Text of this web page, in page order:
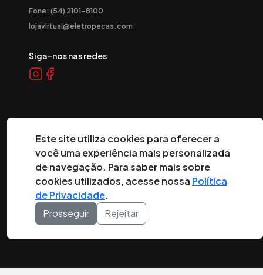
Fone: (54) 2101-8100
lojavirtual@eletropecas.com
Siga-nos nas redes
2026Eletropeças Comercial Eletrônica Ltda ® - Todos os
direitos reservados.
DESENVOLVIDO POR:
Este site utiliza cookies para oferecer a
você uma experiência mais personalizada
de navegação. Para saber mais sobre
cookies utilizados, acesse nossa Política
de Privacidade.
Prosseguir
Rejeitar